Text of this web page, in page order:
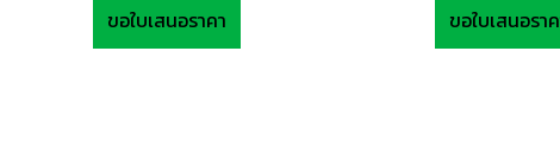
ขอใบเสนอราคา ขอใบเสนอรา